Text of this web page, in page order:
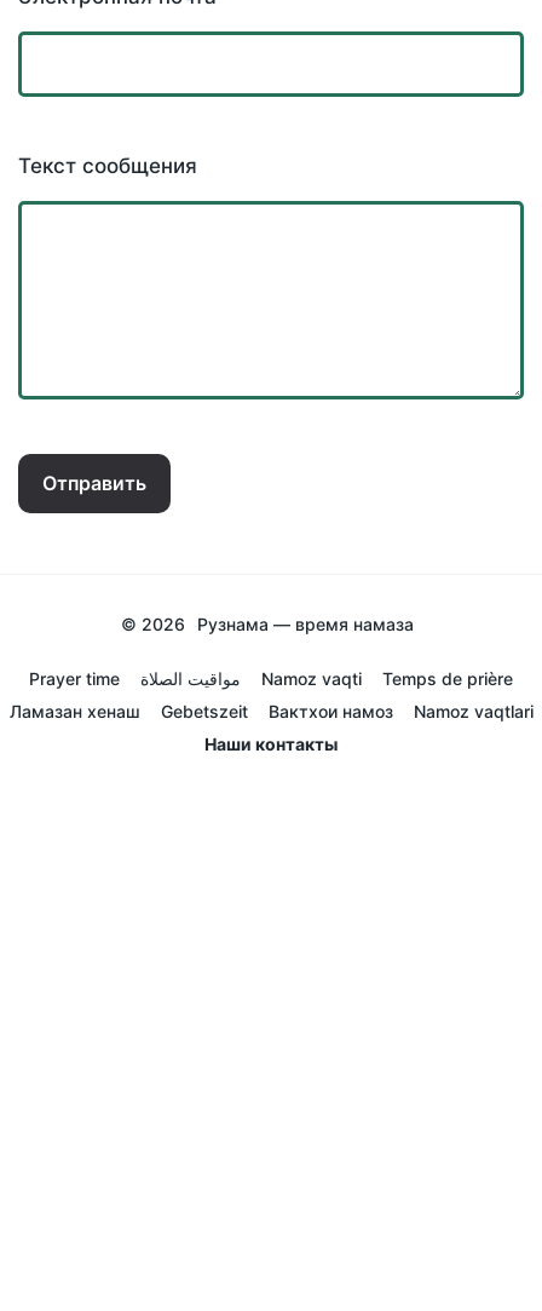
Текст сообщения
Отправить
© 2026 Рузнама — время намаза
Prayer time مواقيت الصلاة Namoz vaqti
Temps de prière
Ламазан хенаш
Gebetszeit Вактхои намоз
Namoz vaqtlari
Наши контакты